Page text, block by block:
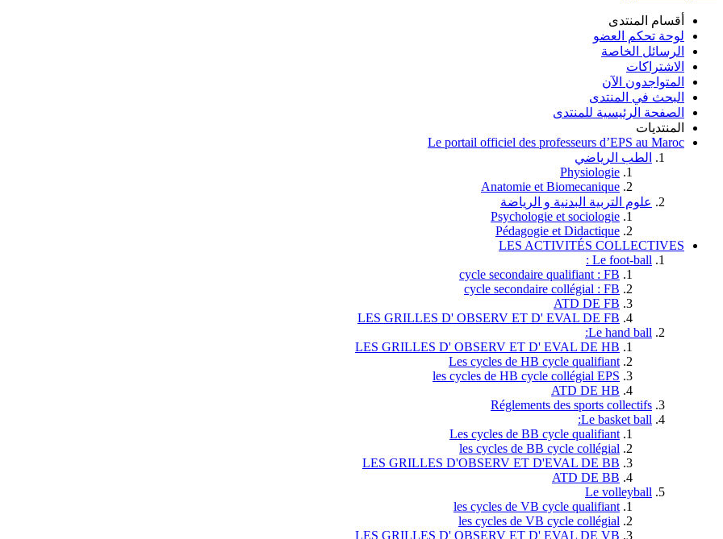
أقسام المنتدى
لوحة تحكم العضو
الرسائل الخاصة
الاشتراكات
المتواجدون الآن
البحث في المنتدى
الصفحة الرئيسية للمنتدى
المنتديات
Le portail officiel des professeurs d’EPS au Maroc
الطب الرياضي
Physiologie
Anatomie et Biomecanique
علوم التربية البدنية و الرياضة
Psychologie et sociologie
Pédagogie et Didactique
LES ACTIVITÉS COLLECTIVES
Le foot-ball :
cycle secondaire qualifiant : FB
cycle secondaire collégial : FB
ATD DE FB
LES GRILLES D' OBSERV ET D' EVAL DE FB
Le hand ball:
LES GRILLES D' OBSERV ET D' EVAL DE HB
Les cycles de HB cycle qualifiant
les cycles de HB cycle collégial EPS
ATD DE HB
Réglements des sports collectifs
Le basket ball:
Les cycles de BB cycle qualifiant
les cycles de BB cycle collégial
LES GRILLES D'OBSERV ET D'EVAL DE BB
ATD DE BB
Le volleyball
les cycles de VB cycle qualifiant
les cycles de VB cycle collégial
LES GRILLES D' OBSERV ET D' EVAL DE VB